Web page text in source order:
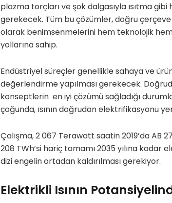
plazma torçları ve şok dalgasıyla ısıtma
gerekecek. Tüm bu çözümler, doğru çerçeve
olarak benimsenmelerini hem teknolojik
yollarına sahip.
Endüstriyel süreçler genellikle sahaya ve
değerlendirme yapılması gerekecek.
konseptlerin en iyi çözümü sağladığı
çoğunda, ısının doğrudan elektrifikasyonu
Çalışma, 2 067 Terawatt saatin 2019’da AB
208 TWh’si hariç tamamı 2035 yılına
dizi engelin ortadan kaldırılması gerekiyor.
Elektrikli Isının